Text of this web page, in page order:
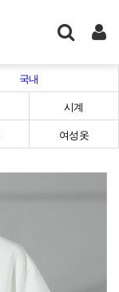
국내
시계
여성옷